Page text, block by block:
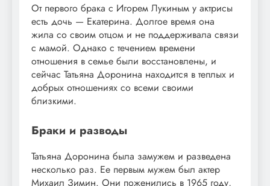
От первого брака с Игорем Лукиным у актрисы
есть дочь — Екатерина. Долгое время она
жила со своим отцом и не поддерживала связи
с мамой. Однако с течением времени
отношения в семье были восстановлены, и
сейчас Татьяна Доронина находится в теплых и
добрых отношениях со всеми своими
близкими.
Браки и разводы
Татьяна Доронина была замужем и разведена
несколько раз. Ее первым мужем был актер
Михаил Зимин. Они поженились в 1965 году,